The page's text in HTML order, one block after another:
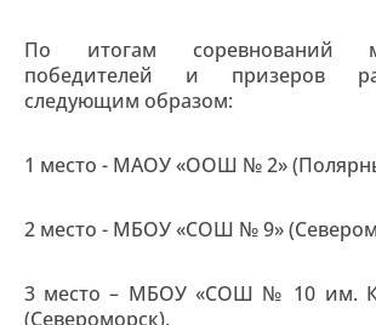
По итогам соревнований
победителей и призеров
следующим образом:
1 место - МАОУ «ООШ № 2»
2 место - МБОУ «СОШ № 9»
3 место – МБОУ «СОШ № 10 им.
(Североморск).